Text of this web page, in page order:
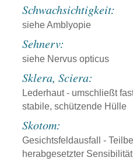
Schwachsichtigkeit:
siehe Amblyopie
Sehnerv:
siehe Nervus opticus
Sklera, Sciera:
Lederhaut - umschließt
stabile, schützende Hülle
Skotom:
Gesichtsfeldausfall -
herabgesetzter Sensibilität